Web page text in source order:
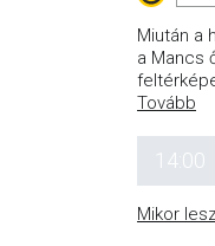
Miután a
a Mancs
Tovább
14:00
Mikor